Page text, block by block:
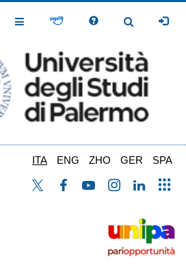
Toggle
Toggle
ITA ENG ZHO GER SPA